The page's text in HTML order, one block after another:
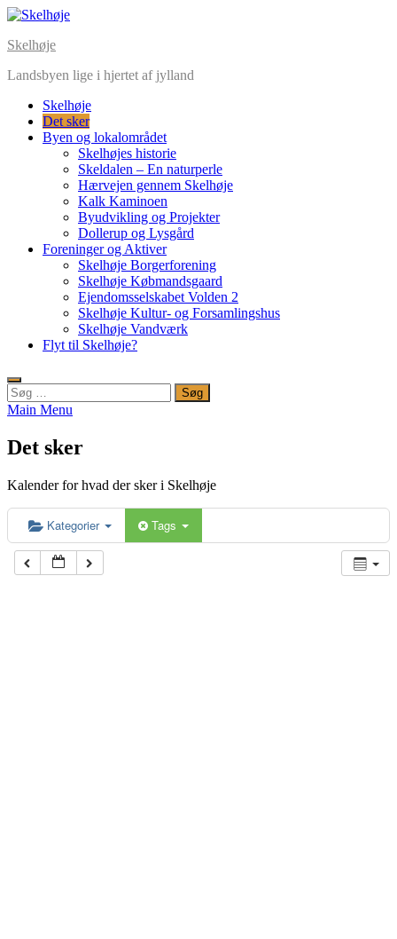
Skip
content
Skelhøje
Landsbyen lige i hjertet af jylland
Skelhøje
Det sker
Byen og lokalområdet
Skelhøjes historie
Skeldalen – En naturperle
Hærvejen gennem Skelhøje
Kalk Kaminoen
Byudvikling og Projekter
Dollerup og Lysgård
Foreninger og Aktiver
Skelhøje Borgerforening
Skelhøje Købmandsgaard
Ejendomsselskabet Volden 2
Skelhøje Kultur- og Forsamlingshus
Skelhøje Vandværk
Flyt til Skelhøje?
Søg
efter:
Main Menu
Det sker
Kalender for hvad der sker i Skelhøje
Kategorier Tags